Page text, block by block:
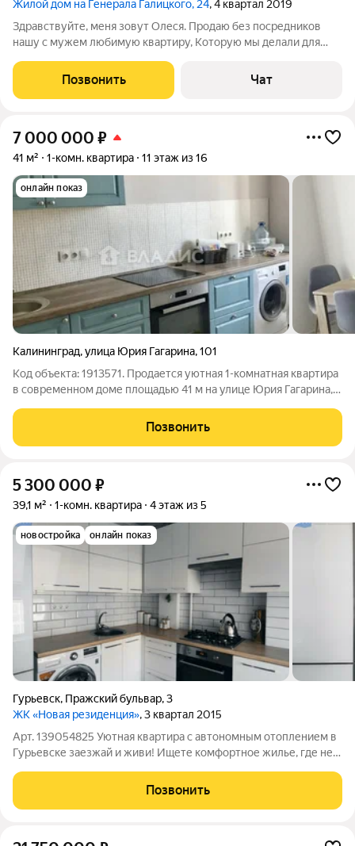
Жилой дом на Генерала Галицкого, 24, 4 квартал 2019
Здравствуйте, меня зовут Олеся. Продаю без посредников
нашу с мужем любимую квартиру, Которую мы делали для
хорошим людям в надёжные руки. Мы вложили в эту квартиру
все наше представление об
Позвонить Чат
7 000 000 ₽
41 м² 1-комн. квартира 11 этаж из 16
онлайн показ
Калининград,улица Юрия Гагарина,101
Код объекта: 1913571. Продается уютная 1-комнатная квартира
в современном доме площадью 41 м на улице Юрия Гагарина,
- 41 м Жилая площадь - 19,4 м Площадь кухни - 11,5 м Высота
потолков - 2,7
Позвонить
5 300 000 ₽
39,1 м² 1-комн. квартира 4 этаж из 5
новостройка онлайн показ
Гурьевск, Пражский бульвар,3
ЖК «Новая резиденция», 3 квартал 2015
Арт. 139054825 Уютная квартира с автономным отоплением в
Гурьевске заезжай и живи! Ищете комфортное жилье, где не
на Пражском бульваре ждет своих новых владельцев! Почему
это предложение
Позвонить